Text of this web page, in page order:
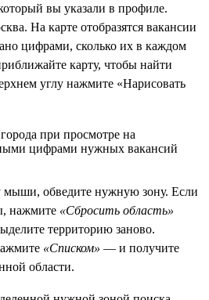
вы указали в профиле.
На карте отобразятся вакансии
цифрами, сколько их в каждом
карту, чтобы найти
углу нажмите «Нарисовать
мыши, обведите нужную зону. Если
нажмите «Сбросить область»
территорию заново.
«Списком» — и получите
области.